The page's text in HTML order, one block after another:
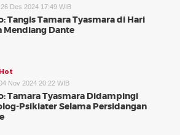
Des 2024 17:49 WIB
Tangis Tamara Tyasmara di Hari
Mendiang Dante
Nov 2024 20:22 WIB
Tamara Tyasmara Didampingi
Psikiater Selama Persidangan